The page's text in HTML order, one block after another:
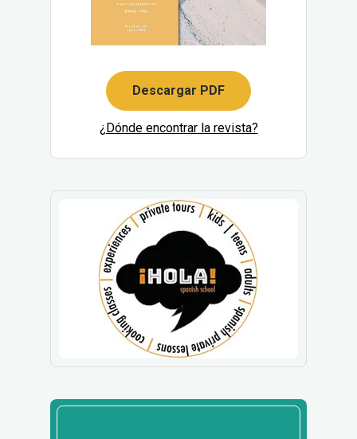
Descargar PDF
¿Dónde encontrar la revista?